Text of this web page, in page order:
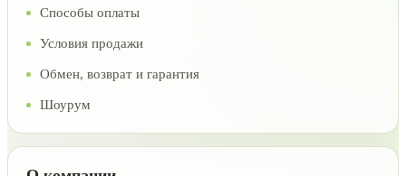
Способы оплаты
Условия продажи
Обмен, возврат и гарантия
Шоурум